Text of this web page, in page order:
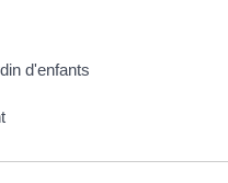
d'enfants